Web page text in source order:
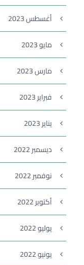
أغسطس 2023
مايو 2023
مارس 2023
فبراير 2023
يناير 2023
ديسمبر 2022
نوفمبر 2022
أكتوبر 2022
يوليو 2022
يونيو 2022